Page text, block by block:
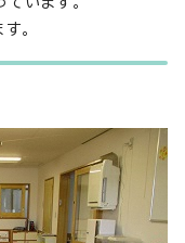
。